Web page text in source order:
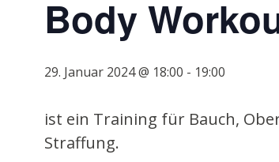
Body
29. Januar 2024 @ 18:00 - 19:00
ist ein Training für Bauch,
Straffung.